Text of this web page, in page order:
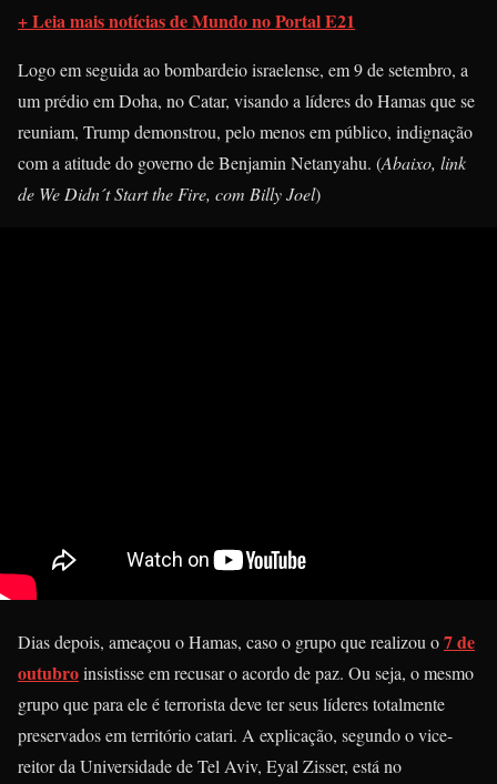
+ Leia mais notícias de Mundo no Portal E21
Logo em seguida ao bombardeio israelense, em 9 de setembro, a
um prédio em Doha, no Catar, visando a líderes do Hamas que se
reuniam, Trump demonstrou, pelo menos em público, indignação
com a atitude do governo de Benjamin Netanyahu. (Abaixo, link
de We Didn´t Start the Fire, com Billy Joel)
Dias depois, ameaçou o Hamas, caso o grupo que realizou o7 de
outubroinsistisse em recusar o acordo de paz. Ou seja, o mesmo
grupo que para ele é terrorista deve ter seus líderes totalmente
preservados em território catari. A explicação, segundo o vice-
reitor da Universidade de Tel Aviv, Eyal Zisser, está no